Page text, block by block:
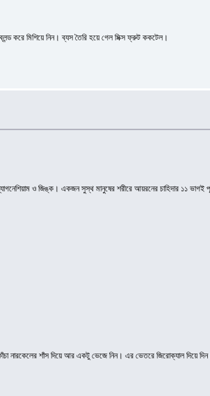
করে মিশিয়ে নিন। ব্যস তৈরি হয়ে গেল মিক্স ফ্রুট ককটেল।
ও জিঙ্ক। একজন সুস্থ মানুষের শরীরে আয়রনের চাহিদার ১১
নারকেলের শাঁস দিয়ে আর একটু ভেজে নিন। এর ভেতরে জিরোক্যাল দিয়ে